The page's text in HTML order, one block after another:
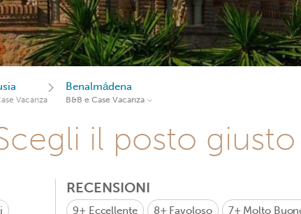
Vacanza
Benalmádena
B&B e Case Vacanza
il posto
RECENSIONI
9+ Eccellente 8+ Favoloso 7+ Molto